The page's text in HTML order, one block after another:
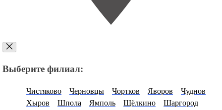
Выберите филиал:
Чистяково Черновцы Чортков Яворов
Чуднов
Хыров
Шпола Ямполь Щёлкино
Шаргород